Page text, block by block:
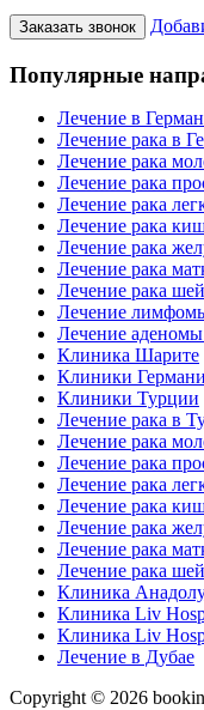
Заказать звонок
Популярные
Лечение в
Лечение рака в
Лечение рака
Лечение рака
Лечение рака
Лечение рака
Лечение рака
Лечение рака
Лечение рака
Лечение
Лечение
Клиника Шарите
Клиники
Клиники Турции
Лечение рака в
Лечение рака
Лечение рака
Лечение рака
Лечение рака
Лечение рака
Лечение рака
Лечение рака
Клиника
Клиника Liv
Клиника Liv
Лечение в Дубае
Copyright © 2026